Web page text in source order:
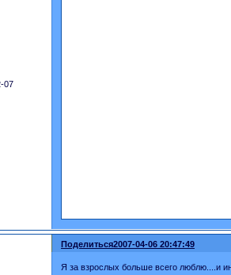
07
Поделиться2007-04-06 20:47:49
Я за взрослых больше всего люблю....и